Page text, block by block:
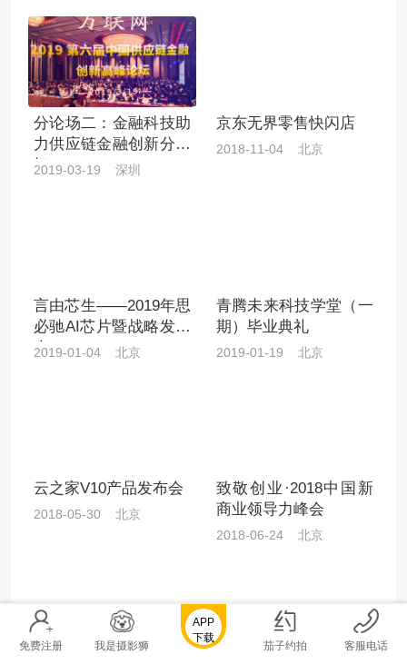
分论场二：金融科技助
力供应链金融创新分论
坛
2019-03-19 深圳
京东无界零售快闪店
2018-11-04 北京
言由芯生——2019年思
必驰AI芯片暨战略发布
会
2019-01-04 北京
青腾未来科技学堂（一
期）毕业典礼
2019-01-19 北京
云之家V10产品发布会
2018-05-30 北京
致敬创业·2018中国新
商业领导力峰会
2018-06-24 北京
免费注册 我是摄影狮
APP
下载
茄子约拍 客服电话